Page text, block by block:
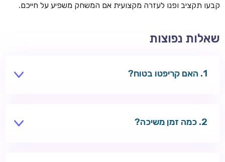
קבעו תקציב ופנו לעזרה מקצועית אם המשחק משפיע על חייכם.
שאלות נפוצות
האם קריפטו בטוח?
כמה זמן משיכה?